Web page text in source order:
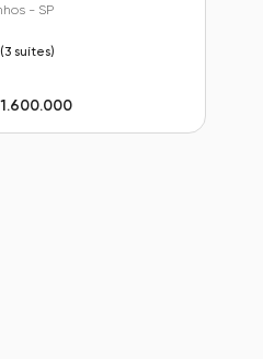
- SP
suítes)